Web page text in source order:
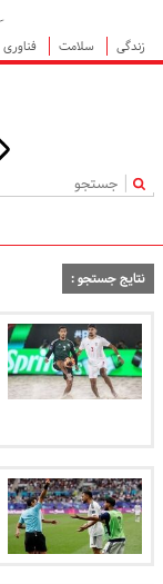
زندگی
سلامت فناوری
|
نتایج جستجو :